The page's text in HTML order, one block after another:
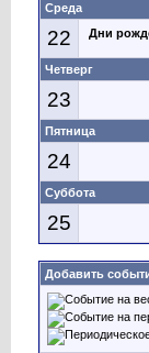
Среда
22 Дни
Четверг
23
Пятница
24
Суббота
25
Добавить